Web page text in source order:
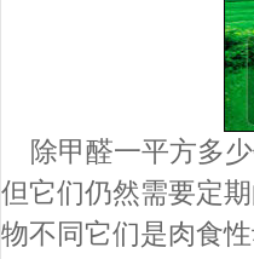
除甲醛一平方多
但它们仍然需要定
物不同它们是肉食